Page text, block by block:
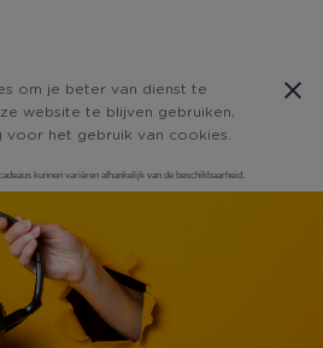
om je beter van dienst te
website te blijven gebruiken,
voor het gebruik van cookies.
kunnen variëren afhankelijk van de beschikbaarheid.